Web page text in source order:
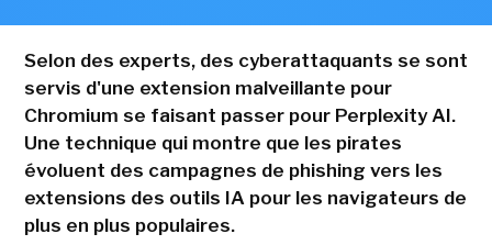
Selon des experts, des cyberattaquants se sont
servis d'une extension malveillante pour
Chromium se faisant passer pour Perplexity AI.
Une technique qui montre que les pirates
évoluent des campagnes de phishing vers les
extensions des outils IA pour les navigateurs de
plus en plus populaires.